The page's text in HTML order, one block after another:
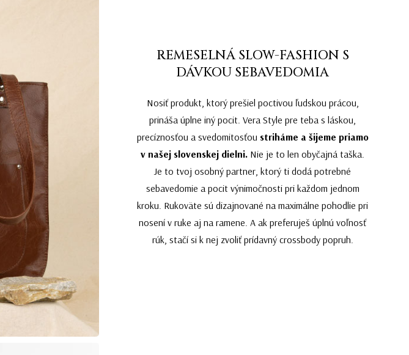
REMESELNÁ SLOW-FASHION S
DÁVKOU SEBAVEDOMIA
Nosiť produkt, ktorý prešiel poctivou ľudskou prácou,
prináša úplne iný pocit. Vera Style pre teba s láskou,
precíznosťou a svedomitosťou striháme a šijeme priamo
v našej slovenskej dielni. Nie je to len obyčajná taška.
Je to tvoj osobný partner, ktorý ti dodá potrebné
sebavedomie a pocit výnimočnosti pri každom jednom
kroku. Rukoväte sú dizajnované na maximálne pohodlie pri
nosení v ruke aj na ramene. A ak preferuješ úplnú voľnosť
rúk, stačí si k nej zvoliť prídavný crossbody popruh.